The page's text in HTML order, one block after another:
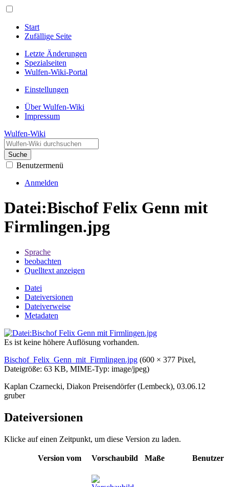
Start
Zufällige Seite
Letzte Änderungen
Spezialseiten
Wulfen-Wiki-Portal
Einstellungen
Über Wulfen-Wiki
Impressum
Wulfen-Wiki
Suche
Benutzermenü
Anmelden
Datei:Bischof Felix Genn mit
Firmlingen.jpg
Sprache
beobachten
Quelltext anzeigen
Datei
Dateiversionen
Dateiverweise
Metadaten
Es ist keine höhere Auflösung vorhanden.
Bischof_Felix_Genn_mit_Firmlingen.jpg (600 × 377 Pixel,
Dateigröße: 63 KB, MIME-Typ: image/jpeg)
Kaplan Czarnecki, Diakon Preisendörfer (Lembeck), 03.06.12
gruber
Dateiversionen
Klicke auf einen Zeitpunkt, um diese Version zu laden.
Version vom Vorschaubild Maße Benutzer